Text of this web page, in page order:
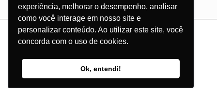
experiência, melhorar o desempenho, analisar
como você interage em nosso site e
personalizar conteúdo. Ao utilizar este site, você
concorda com o uso de cookies.
Ok, entendi!
© Copyright
2026 - Grupo Corgraf - Todos os direitos reservados |
InstagramFacebookLinkedIn